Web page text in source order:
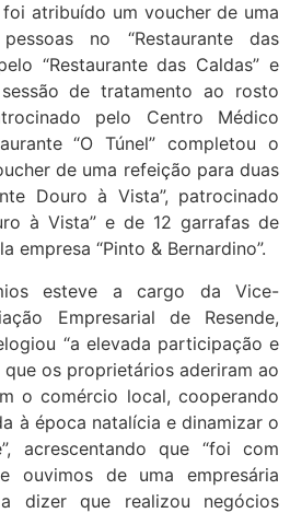
foi atribuído um voucher de uma
no “Restaurante das
“Restaurante das Caldas” e
de tratamento ao rosto
pelo Centro Médico
“O Túnel” completou o
de uma refeição para duas
Douro à Vista”, patrocinado
à Vista” e de 12 garrafas de
empresa “Pinto & Bernardino”.
esteve a cargo da Vice-
Empresarial de Resende,
“a elevada participação e
os proprietários aderiram ao
o comércio local, cooperando
à época natalícia e dinamizar o
acrescentando que “foi com
ouvimos de uma empresária
dizer que realizou negócios